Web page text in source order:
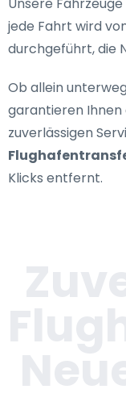
jede Fahrt wird
durchgeführt, die
Ob allein
garantieren Ihnen
zuverlässigen
Klicks entfernt.